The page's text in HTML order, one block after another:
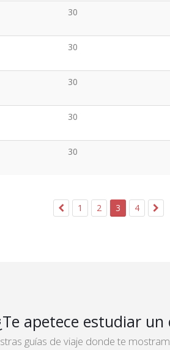
30
30
30
30
30
1 2 3 4
apetece estudiar
guías de viaje donde te